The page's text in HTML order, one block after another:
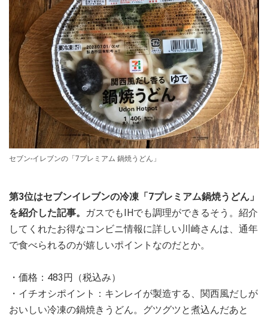
セブン-イレブンの「7プレミアム 鍋焼うどん」
第3位はセブンイレブンの冷凍「7プレミアム鍋焼うどん」
を紹介した記事。
ガスでもIHでも調理ができるそう。紹介
してくれたお得なコンビニ情報に詳しい川崎さんは、通年
で食べられるのが嬉しいポイントなのだとか。
・価格：483円（税込み）
・イチオシポイント：キンレイが製造する、関西風だしが
おいしい冷凍の鍋焼きうどん。グツグツと煮込んだあと